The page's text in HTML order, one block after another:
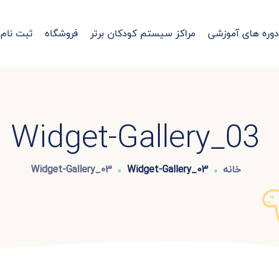
دوره های آموزشی مراکز سیستم کودکان برتر فروشگاه ثبت نام
Widget-Gallery_03
خانه Widget-Gallery_03 Widget-Gallery_03